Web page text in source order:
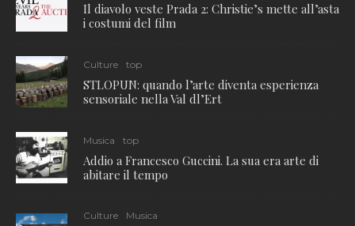
Il diavolo veste Prada 2: Christie’s mette all’asta
i costumi del film
Culture top
STLOPUN: quando l’arte diventa esperienza
sensoriale nella Val dl’Ert
Musica top
Addio a Francesco Guccini. La sua era arte di
abitare il tempo
Culture Musica